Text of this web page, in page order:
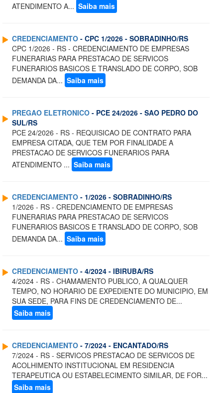
ATENDIMENTO A... Saiba mais
CREDENCIAMENTO - CPC 1/2026 - SOBRADINHO/RS
CPC 1/2026 - RS - CREDENCIAMENTO DE EMPRESAS
FUNERARIAS PARA PRESTACAO DE SERVICOS
FUNERARIOS BASICOS E TRANSLADO DE CORPO, SOB
DEMANDA DA... Saiba mais
PREGAO ELETRONICO - PCE 24/2026 - SAO PEDRO DO
SUL/RS
PCE 24/2026 - RS - REQUISICAO DE CONTRATO PARA
EMPRESA CITADA, QUE TEM POR FINALIDADE A
PRESTACAO DE SERVICOS FUNERARIOS PARA
ATENDIMENTO ... Saiba mais
CREDENCIAMENTO - 1/2026 - SOBRADINHO/RS
1/2026 - RS - CREDENCIAMENTO DE EMPRESAS
FUNERARIAS PARA PRESTACAO DE SERVICOS
FUNERARIOS BASICOS E TRANSLADO DE CORPO, SOB
DEMANDA DA... Saiba mais
CREDENCIAMENTO - 4/2024 - IBIRUBA/RS
4/2024 - RS - CHAMAMENTO PUBLICO, A QUALQUER
TEMPO, NO HORARIO DE EXPEDIENTE DO MUNICIPIO, EM
SUA SEDE, PARA FINS DE CREDENCIAMENTO DE...
Saiba mais
CREDENCIAMENTO - 7/2024 - ENCANTADO/RS
7/2024 - RS - SERVICOS PRESTACAO DE SERVICOS DE
ACOLHIMENTO INSTITUCIONAL EM RESIDENCIA
TERAPEUTICA OU ESTABELECIMENTO SIMILAR, DE FOR...
Saiba mais